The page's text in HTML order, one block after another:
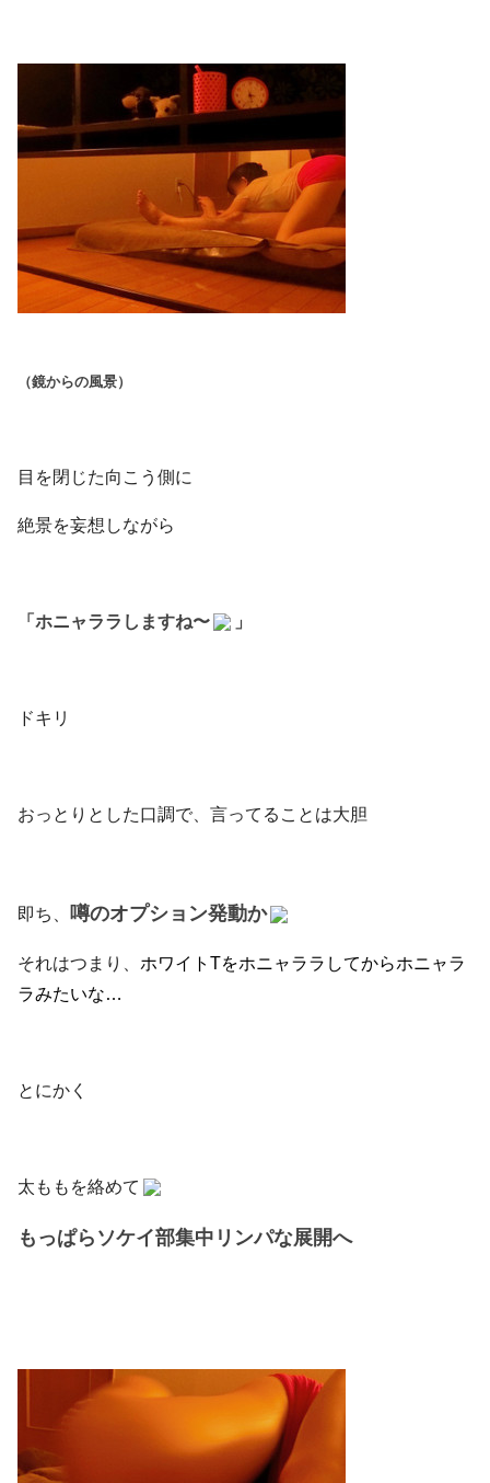
（鏡からの風景）
目を閉じた向こう側に
絶景を妄想しながら
「ホニャララしますね〜 」
ドキリ
おっとりとした口調で、言ってることは大胆
即ち、 噂のオプション発動か
それはつまり、 ホワイトTをホニャララしてからホニャラ
ラみたいな…
とにかく
太ももを絡めて
もっぱらソケイ部集中リンパな展開へ